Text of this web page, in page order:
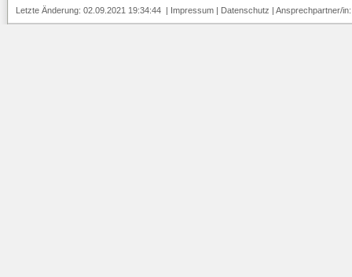
Letzte Änderung: 02.09.2021 19:34:44 | Impressum | Datenschutz | Ansprechpartner/